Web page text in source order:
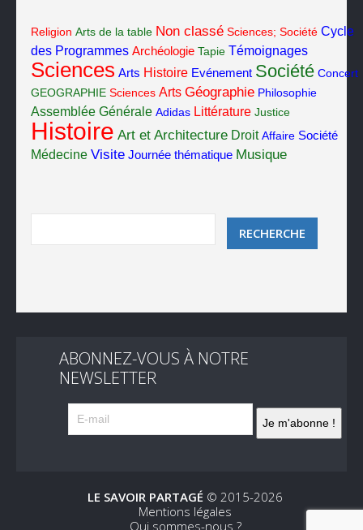
Religion Arts de la table Non classé Sciences; Société Cycle
des Programmes Archéologie Tapie Témoignages
Sciences Arts Histoire Evénement Société Concert
GEOGRAPHIE Sciences Arts Géographie Philosophie
Assemblée Générale Adidas Littérature Justice
Histoire Art et Architecture Droit Affaire Société
Médecine Visite Journée thématique Musique
ABONNEZ-VOUS À NOTRE
NEWSLETTER
LE SAVOIR PARTAGÉ © 2015-2026
Mentions légales
Qui sommes-nous ?